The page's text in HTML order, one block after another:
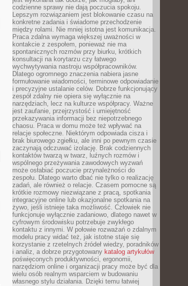
codzienne sprawy nie dają poczucia spokoju.
Lepszym rozwiązaniem jest blokowanie czasu na
konkretne zadania i świadome przechodzenie
między rolami. Nie mniej istotna jest komunikacja.
Praca zdalna wymaga większej uważności w
kontakcie z zespołem, ponieważ nie ma
spontanicznych rozmów przy biurku, krótkich
konsultacji na korytarzu czy łatwego
wychwytywania nastroju współpracowników.
Dlatego ogromnego znaczenia nabiera jasne
formułowanie wiadomości, terminowe odpowiadanie
i precyzyjne ustalanie celów. Dobrze funkcjonujący
zespół zdalny nie opiera się wyłącznie na
narzędziach, lecz na kulturze współpracy. Ważne
jest zaufanie, przejrzystość i umiejętność
przekazywania informacji bez niepotrzebnego
chaosu. Praca w domu może też wpływać na
relacje społeczne. Niektórym odpowiada cisza i
brak biurowego zgiełku, ale inni po pewnym czasie
zaczynają odczuwać izolację. Brak codziennych
kontaktów twarzą w twarz, luźnych rozmów i
wspólnego przeżywania zawodowych wyzwań
może osłabiać poczucie przynależności do
zespołu. Dlatego warto dbać nie tylko o realizację
zadań, ale również o relacje. Czasem pomocne są
krótkie rozmowy niezwiązane z pracą, spotkania
integracyjne online lub okazjonalne spotkania na
żywo, jeśli istnieje taka możliwość. Człowiek nie
funkcjonuje wyłącznie zadaniowo, dlatego nawet w
cyfrowym środowisku potrzebuje zwykłego
kontaktu z innymi. W połowie rozważań o zdalnym
modelu pracy widać też, jak istotne staje się
korzystanie z rzetelnych źródeł wiedzy, poradników
i analiz, a dobrze przygotowany katalog artykułów
poświęconych produktywności, ergonomii,
narzędziom online i organizacji pracy może być dla
wielu osób realnym wsparciem w budowaniu
własnego stylu działania. Dzięki temu łatwiej